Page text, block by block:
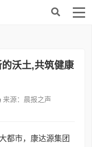
沃土,共筑健康
来源：晨报之声
都市，康达源集团